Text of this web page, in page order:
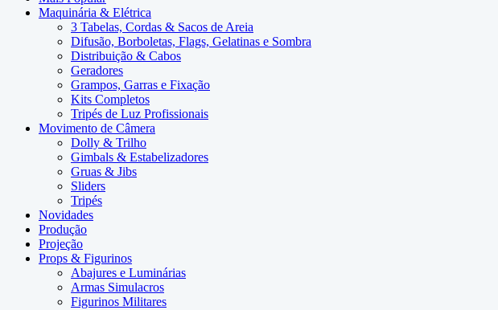
Maquinária & Elétrica
3 Tabelas, Cordas & Sacos de Areia
Difusão, Borboletas, Flags, Gelatinas e Sombra
Distribuição & Cabos
Geradores
Grampos, Garras e Fixação
Kits Completos
Tripés de Luz Profissionais
Movimento de Câmera
Dolly & Trilho
Gimbals & Estabelizadores
Gruas & Jibs
Sliders
Tripés
Novidades
Produção
Projeção
Props & Figurinos
Abajures e Luminárias
Armas Simulacros
Figurinos Militares